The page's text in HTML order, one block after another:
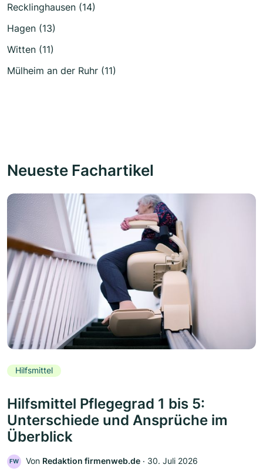
Recklinghausen (14)
Hagen (13)
Witten (11)
Mülheim an der Ruhr (11)
Neueste Fachartikel
Hilfsmittel
Hilfsmittel Pflegegrad 1 bis 5:
Unterschiede und Ansprüche im
Überblick
FW Von Redaktion firmenweb.de ‧ 30. Juli 2026